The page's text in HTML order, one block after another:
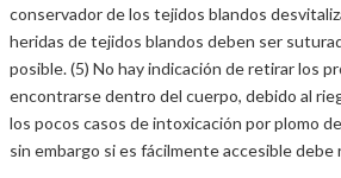
conservador de los tejidos blandos
heridas de tejidos blandos deben ser
posible. (5) No hay indicación de retirar los
encontrarse dentro del cuerpo, debido al
los pocos casos de intoxicación por plomo
sin embargo si es fácilmente accesible debe